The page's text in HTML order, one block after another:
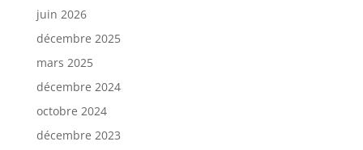
juin 2026
décembre 2025
mars 2025
décembre 2024
octobre 2024
décembre 2023